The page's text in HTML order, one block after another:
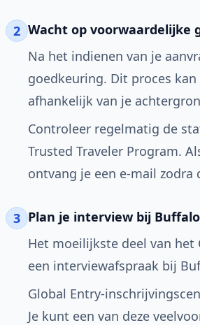
2 Wacht op voorwaardelijke
Na het indienen van je
goedkeuring. Dit proces
afhankelijk van je
Controleer regelmatig de
Trusted Traveler Program.
ontvang je een e-mail zodra
3 Plan je interview bij
Het moeilijkste deel van het
een interviewafspraak bij
Global Entry-
Je kunt een van deze